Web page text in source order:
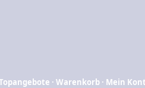
· Warenkorb· Mein